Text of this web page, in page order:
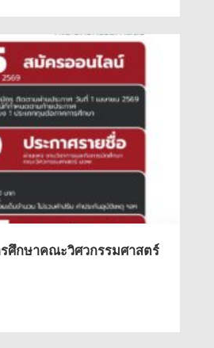
ศึกษาคณะวิศวกรรมศาสตร์